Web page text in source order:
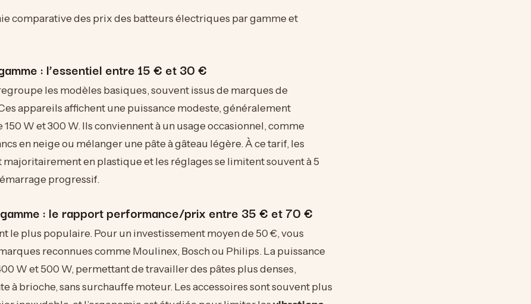
comparative des prix des batteurs électriques par gamme et
: l’essentiel entre 15 € et 30 €
les modèles basiques, souvent issus de marques de
appareils affichent une puissance modeste, généralement
W et 300 W. Ils conviennent à un usage occasionnel, comme
en neige ou mélanger une pâte à gâteau légère. À ce tarif, les
majoritairement en plastique et les réglages se limitent souvent à 5
progressif.
: le rapport performance/prix entre 35 € et 70 €
le plus populaire. Pour un investissement moyen de 50 €, vous
reconnues comme Moulinex, Bosch ou Philips. La puissance
W et 500 W, permettant de travailler des pâtes plus denses,
à brioche, sans surchauffe moteur. Les accessoires sont souvent plus